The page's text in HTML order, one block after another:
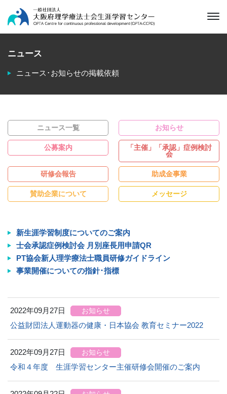
ニュース
ニュース･お知らせの掲載依頼
ニュース一覧 お知らせ
公募案内
「主催」「承認」症例検討
会
研修会報告 助成金事業
賛助企業について メッセージ
新生涯学習制度についてのご案内
士会承認症例検討会 月別座長用申請QR
PT協会新人理学療法士職員研修ガイドライン
事業開催についての指針･指標
2022年09月27日 お知らせ
公益財団法人運動器の健康・日本協会 教育セミナー2022
2022年09月27日 お知らせ
令和４年度 生涯学習センター主催研修会開催のご案内